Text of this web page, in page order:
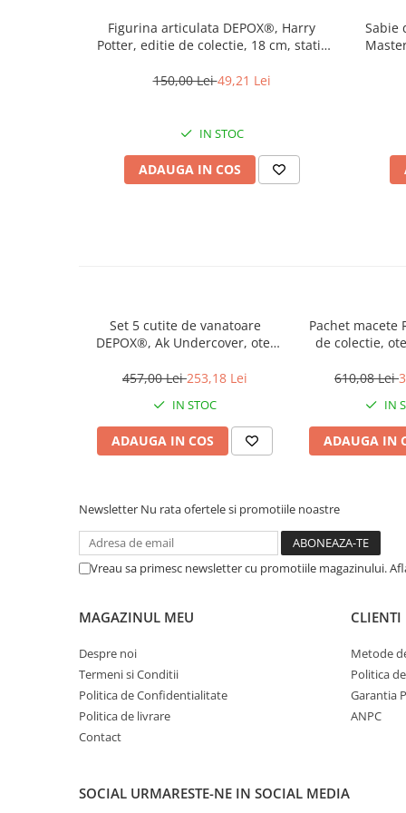
Orga electronicaLungime lama - 15 cm
Lungime maner - 18.5 cm
Deschidere: automata pe buton
- Vanatoare
- Pescuit
- Camping
Figurina articulata DEPOX®, Harry
Potter, editie de colectie, 18 cm, stativ
150,00 Lei49,21 Lei
IN STOC
ADAUGA IN COS
Sabie
Set 5 cutite de vanatoare
DEPOX®, Ak Undercover, otel
457,00 Lei253,18 Lei
IN STOC
ADAUGA IN COS
Pachet macete
de colectie,
610,08 Lei
IN
ADAUGA IN
Newsletter Nu rata ofertele si promotiile noastre
Vreau sa primesc newsletter cu promotiile magazinului.
MAGAZINUL MEU
Despre noi
Termeni si Conditii
Politica de Confidentialitate
Politica de livrare
Contact
CLIENTI
Metode
Politica
Garantia
ANPC
SOCIAL URMARESTE-NE IN SOCIAL MEDIA